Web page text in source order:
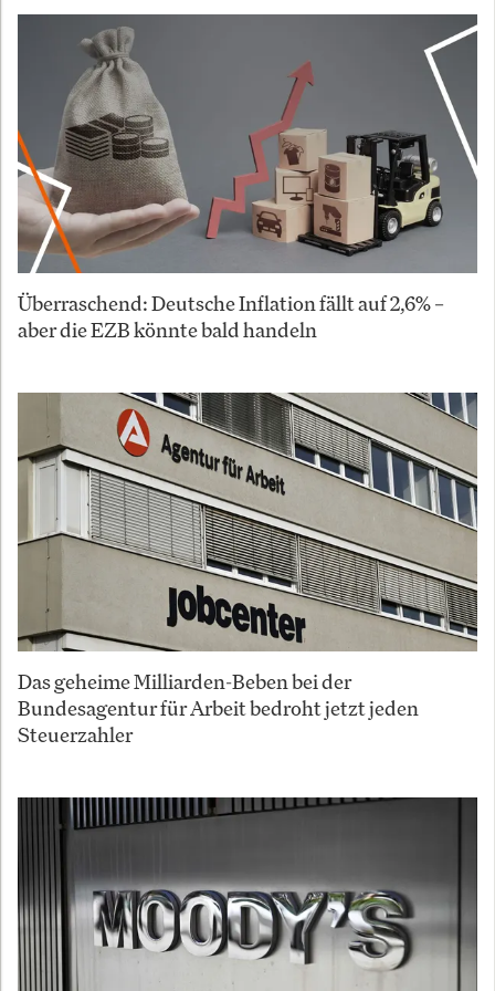
Überraschend: Deutsche Inflation fällt auf 2,6% –
aber die EZB könnte bald handeln
Das geheime Milliarden-Beben bei der
Bundesagentur für Arbeit bedroht jetzt jeden
Steuerzahler